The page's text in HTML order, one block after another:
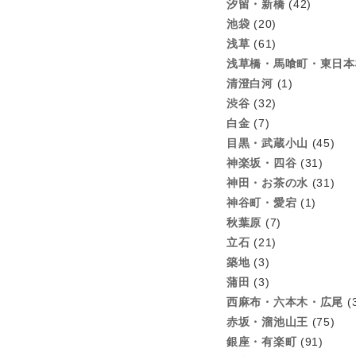
汐留・新橋 (42)
池袋 (20)
浅草 (61)
浅草橋・馬喰町・東日
清澄白河 (1)
渋谷 (32)
白金 (7)
目黒・武蔵小山 (45)
神楽坂・四谷 (31)
神田・お茶の水 (31)
神谷町・愛宕 (1)
秋葉原 (7)
立石 (21)
築地(3)
蒲田 (3)
西麻布・六本木・広尾
赤坂・溜池山王 (75)
銀座・有楽町(91)